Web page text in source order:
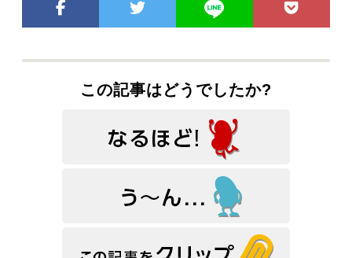
この記事はどうでしたか?